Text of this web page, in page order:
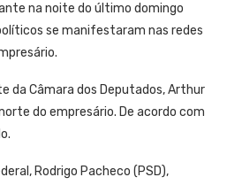
na noite do último domingo
se manifestaram nas redes
da Câmara dos Deputados, Arthur
do empresário. De acordo com
Rodrigo Pacheco (PSD),